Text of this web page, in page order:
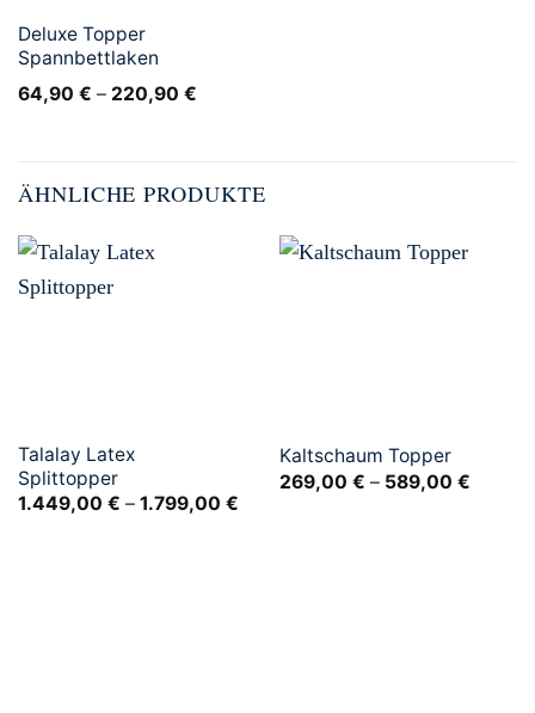
Deluxe Topper
Spannbettlaken
64,90 € – 220,90 €
ÄHNLICHE PRODUKTE
Talalay Latex
Splittopper
1.449,00 € – 1.799,00 €
Kaltschaum Topper
269,00 € – 589,00 €